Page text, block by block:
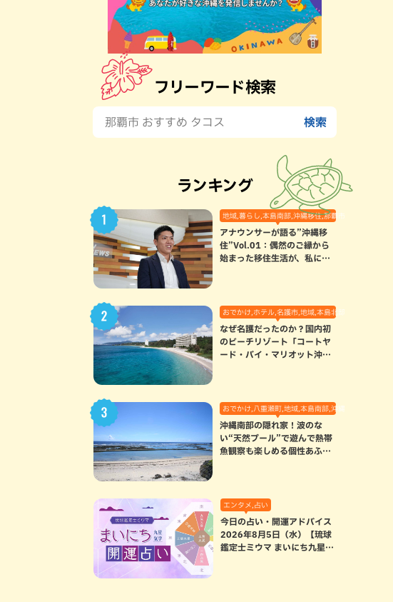
フリーワード検索
ランキング
地域,暮らし,本島南部,沖縄移住,那覇市
アナウンサーが語る”沖縄移
住”Vol.01：偶然のご縁から
始まった移住生活が、私にと
おでかけ,ホテル,名護市,地域,本島北部
なぜ名護だったのか？国内初
のビーチリゾート「コートヤ
ード・バイ・マリオット沖縄
おでかけ,八重瀬町,地域,本島南部,沖縄の海,自然
沖縄南部の隠れ家！波のな
い“天然プール”で遊んで熱帯
魚観察も楽しめる個性あふれ
エンタメ,占い
今日の占い・開運アドバイス
2026年8月5日（水）【琉球
鑑定士ミウマ まいにち九星気